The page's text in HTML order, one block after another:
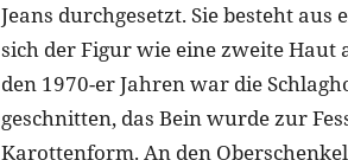
Jeans durchgesetzt. Sie besteht
sich der Figur wie eine zweite Haut
den 1970-er Jahren war die
geschnitten, das Bein wurde zur
Karottenform. An den